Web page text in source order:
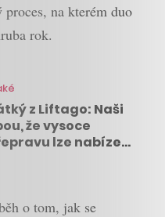
na kterém duo
rok.
z Liftago: Naši
že vysoce
lze nabízet i
o tom, jak se